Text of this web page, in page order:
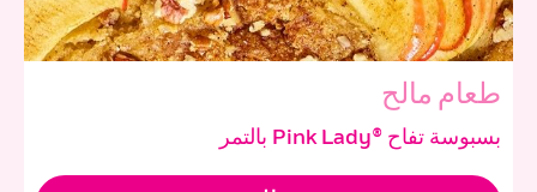
طعام مالح
بسبوسة تفاح ®Pink Lady بالتمر